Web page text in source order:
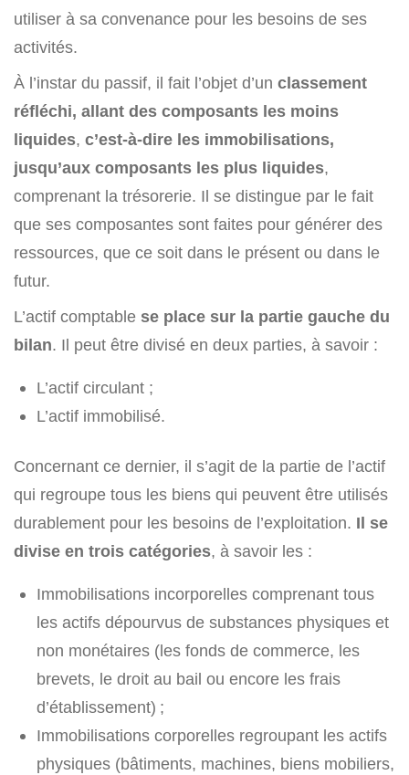
utiliser à sa convenance pour les besoins de ses
activités.
À l’instar du passif, il fait l’objet d’un classement
réfléchi, allant des composants les moins
liquides, c’est-à-dire les immobilisations,
jusqu’aux composants les plus liquides,
comprenant la trésorerie. Il se distingue par le fait
que ses composantes sont faites pour générer des
ressources, que ce soit dans le présent ou dans le
futur.
L’actif comptable se place sur la partie gauche du
bilan. Il peut être divisé en deux parties, à savoir :
L’actif circulant ;
L’actif immobilisé.
Concernant ce dernier, il s’agit de la partie de l’actif
qui regroupe tous les biens qui peuvent être utilisés
durablement pour les besoins de l’exploitation. Il se
divise en trois catégories, à savoir les :
Immobilisations incorporelles comprenant tous
les actifs dépourvus de substances physiques et
non monétaires (les fonds de commerce, les
brevets, le droit au bail ou encore les frais
d’établissement) ;
Immobilisations corporelles regroupant les actifs
physiques (bâtiments, machines, biens mobiliers,